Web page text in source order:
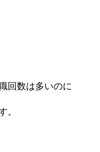
回数は多いのに
。